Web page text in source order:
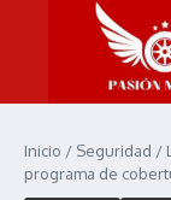
Saltar al contenido
Inicio / Seguridad /
programa de